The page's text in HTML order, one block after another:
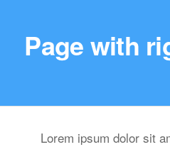
Page with
Lorem ipsum dolor sit